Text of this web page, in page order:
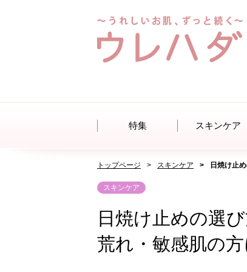
特集 スキンケア
トップページ スキンケア 日焼け止
スキンケア
日焼け止めの選
荒れ・敏感肌の